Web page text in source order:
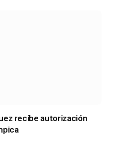
recibe autorización